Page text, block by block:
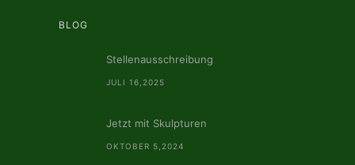
BLOG
Stellenausschreibung
JULI 16,2025
Jetzt mit Skulpturen
OKTOBER 5,2024